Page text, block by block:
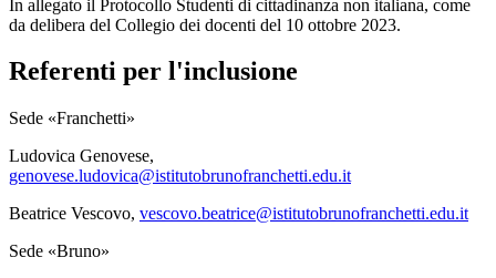
In allegato il Protocollo Studenti di cittadinanza non italiana, come
da delibera del Collegio dei docenti del 10 ottobre 2023.
Referenti per l'inclusione
Sede «Franchetti»
Ludovica Genovese,
genovese.ludovica@istitutobrunofranchetti.edu.it
Beatrice Vescovo, vescovo.beatrice@istitutobrunofranchetti.edu.it
Sede «Bruno»